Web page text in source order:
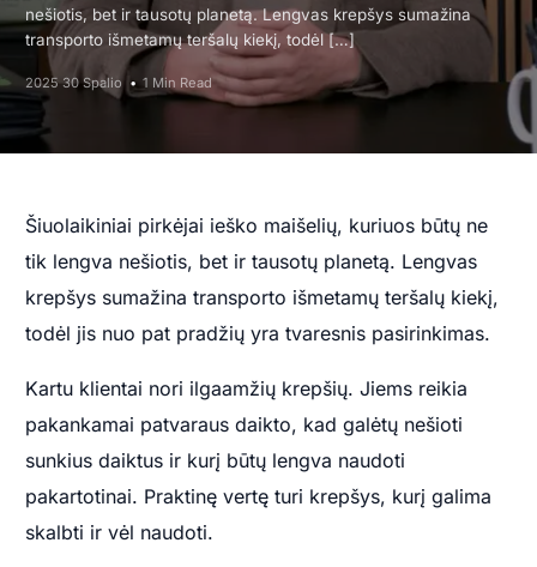
nešiotis, bet ir tausotų planetą. Lengvas krepšys sumažina
transporto išmetamų teršalų kiekį, todėl […]
2025 30 Spalio 1 Min Read
Šiuolaikiniai pirkėjai ieško maišelių, kuriuos būtų ne
tik lengva nešiotis, bet ir tausotų planetą. Lengvas
krepšys sumažina transporto išmetamų teršalų kiekį,
todėl jis nuo pat pradžių yra tvaresnis pasirinkimas.
Kartu klientai nori ilgaamžių krepšių. Jiems reikia
pakankamai patvaraus daikto, kad galėtų nešioti
sunkius daiktus ir kurį būtų lengva naudoti
pakartotinai. Praktinę vertę turi krepšys, kurį galima
skalbti ir vėl naudoti.
Lietuvių